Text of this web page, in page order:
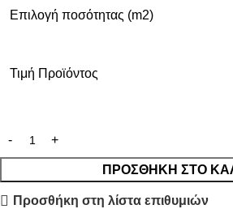
Επιλογή ποσότητας (m2)
Τιμή Προϊόντος
ΠΡΟΣΘΉΚΗ ΣΤΟ
Προσθήκη στη λίστα επιθυμιών